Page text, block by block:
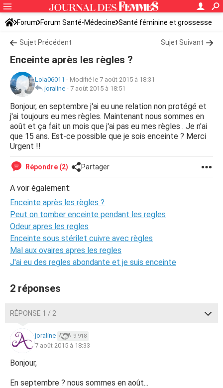
Forum Forum Santé-Médecine Santé féminine et grossesse
Tomber enceinte
Sujet Précédent Sujet Suivant
Enceinte après les règles ?
Lola06011 - Modifié le 7 août 2015 à 18:31
joraline - 7 août 2015 à 18:51
Bonjour, en septembre j'ai eu une relation non protégé et
j'ai toujours eu mes règles. Maintenant nous sommes en
août et ça fait un mois que j'ai pas eu mes règles . Je n'ai
que 15 ans. Est-ce possible que je sois enceinte ? Merci
Urgent !!
Répondre (2) Partager
A voir également:
Enceinte après les règles ?
Peut on tomber enceinte pendant les regles
Odeur apres les regles
Enceinte sous stérilet cuivre avec règles
Mal aux ovaires apres les regles
J'ai eu des regles abondante et je suis enceinte
2 réponses
RÉPONSE 1 / 2
joraline 9 918
7 août 2015 à 18:33
Bonjour,
En septembre ? nous sommes en août...